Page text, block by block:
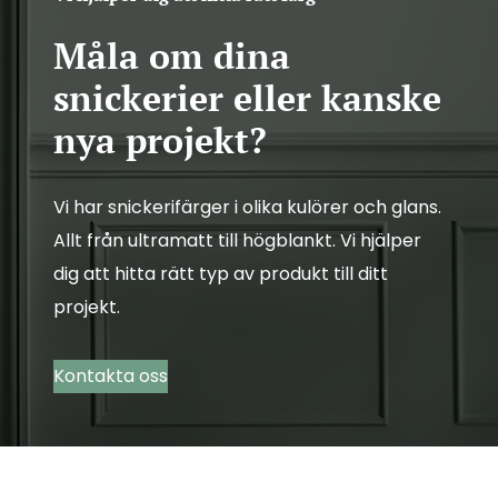
e
n
Måla om dina
snickerier eller kanske
nya projekt?
Vi har snickerifärger i olika kulörer och glans.
Allt från ultramatt till högblankt. Vi hjälper
dig att hitta rätt typ av produkt till ditt
projekt.
Kontakta oss